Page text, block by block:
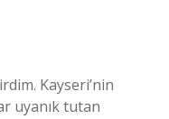
Kayseri’nin
uyanık tutan